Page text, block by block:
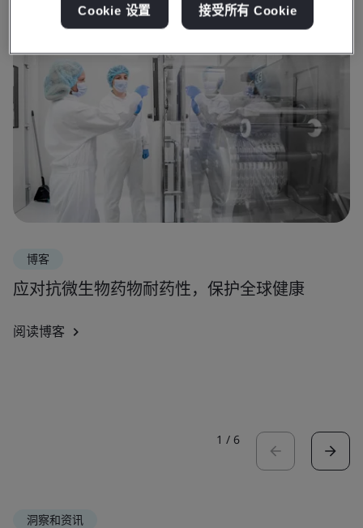
博客
应对抗微生物药物耐药性，保护全球健康
阅读博客
1 / 6
洞察和资讯
Cookie 设置 接受所有 Cookie